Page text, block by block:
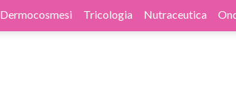
Dermocosmesi Tricologia Nutraceutica